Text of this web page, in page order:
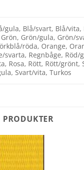
gula, Blå/svart, Blå/
Grön/gula, Grön/
röda, Orange,
svarta, Regnbåge, Röd/
Rosa, Rött, Rött/grönt,
Svart/vita, Turkos
PRODUKTER